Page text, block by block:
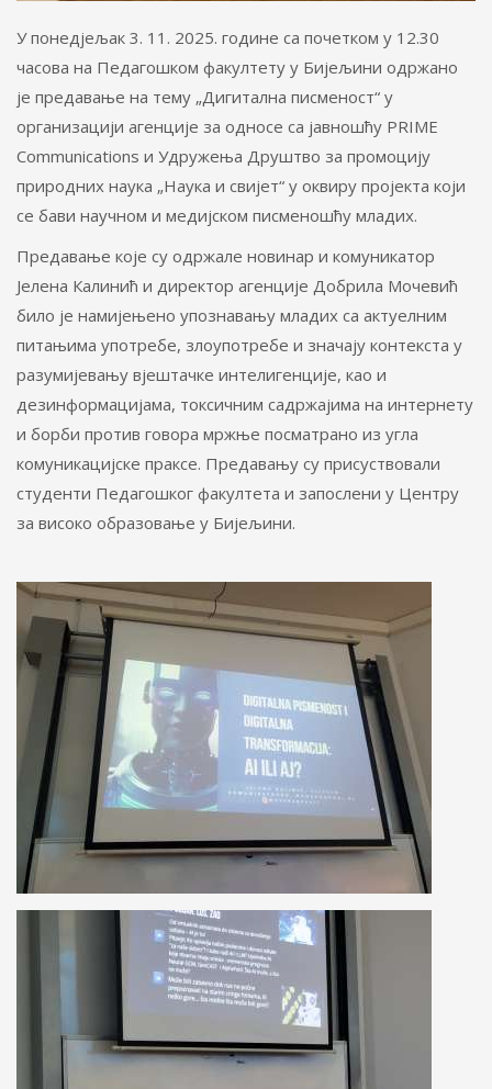
У понедјељак 3. 11. 2025. године са почетком у 12.30
часова на Педагошком факултету у Бијељини одржано
је предавање на тему „Дигитална писменост“ у
организацији агенције за односе са јавношћу PRIME
Communications и Удружења Друштво за промоцију
природних наука „Наука и свијет“ у оквиру пројекта који
се бави научном и медијском писменошћу младих.
Предавање које су одржале новинар и комуникатор
Јелена Калинић и директор агенције Добрила Мочевић
било је намијењено упознавању младих са актуелним
питањима употребе, злоупотребе и значају контекста у
разумијевању вјештачке интелигенције, као и
дезинформацијама, токсичним садржајима на интернету
и борби против говора мржње посматрано из угла
комуникацијске праксе. Предавању су присуствовали
студенти Педагошког факултета и запослени у Центру
за високо образовање у Бијељини.